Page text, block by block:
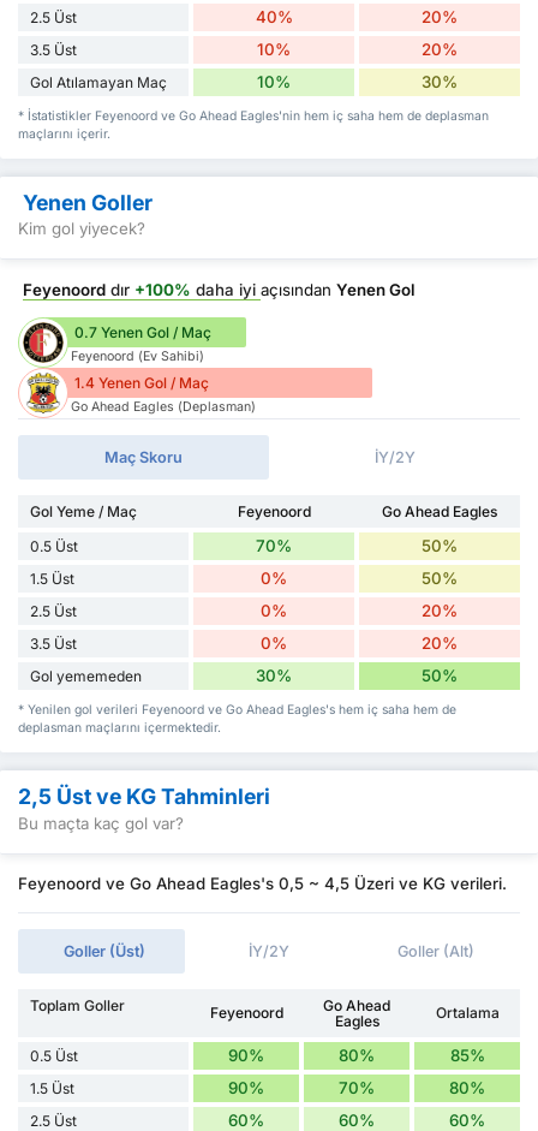
2.5 Üst 40% 20%
3.5 Üst 10% 20%
Gol Atılamayan Maç 10% 30%
* İstatistikler Feyenoord ve Go Ahead Eagles'nin hem iç saha hem de deplasman
maçlarını içerir.
Yenen Goller
Kim gol yiyecek?
Feyenoord dır +100% daha iyi açısından Yenen Gol
0.7 Yenen Gol / Maç
Feyenoord (Ev Sahibi)
1.4 Yenen Gol / Maç
Go Ahead Eagles (Deplasman)
Maç Skoru İY/2Y
Gol Yeme / Maç Feyenoord
Go Ahead Eagles
0.5 Üst
70% 50%
1.5 Üst 0% 50%
2.5 Üst 0% 20%
3.5 Üst 0% 20%
Gol yememeden 30% 50%
* Yenilen gol verileri Feyenoord ve Go Ahead Eagles's hem iç saha hem de
deplasman maçlarını içermektedir.
2,5 Üst ve KG Tahminleri
Bu maçta kaç gol var?
Feyenoord ve Go Ahead Eagles's 0,5 ~ 4,5 Üzeri ve KG verileri.
Goller (Üst) İY/2Y Goller (Alt)
Toplam Goller Feyenoord
Go Ahead
Eagles
Ortalama
0.5 Üst 90% 80% 85%
1.5 Üst 90% 70% 80%
2.5 Üst 60% 60% 60%